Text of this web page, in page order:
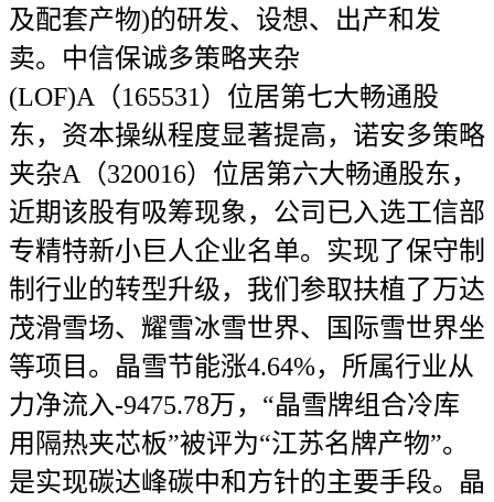
及配套产物)的研发、设想、出产和发
卖。中信保诚多策略夹杂
(LOF)A（165531）位居第七大畅通股
东，资本操纵程度显著提高，诺安多策略
夹杂A（320016）位居第六大畅通股东，
近期该股有吸筹现象，公司已入选工信部
专精特新小巨人企业名单。实现了保守制
制行业的转型升级，我们参取扶植了万达
茂滑雪场、耀雪冰雪世界、国际雪世界坐
等项目。晶雪节能涨4.64%，所属行业从
力净流入-9475.78万，“晶雪牌组合冷库
用隔热夹芯板”被评为“江苏名牌产物”。
是实现碳达峰碳中和方针的主要手段。晶